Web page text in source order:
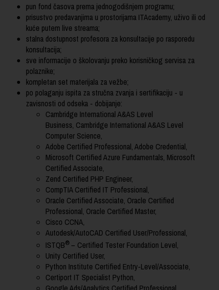
pun fond časova prema jednogodišnjem programu;
prisustvo predavanjima u prostorijama ITAcademy, uživo ili od
kuće putem live streama;
stalna dostupnost profesora za konsultacije po rasporedu
konsultacija;
sve informacije o školovanju preko korisničkog servisa za
polaznike;
kompletan set materijala za vežbe;
po polaganju ispita za stručna zvanja i sertifikaciju - u
zavisnosti od odseka - dobijanje:
Cambridge International A&AS Level
Business, Cambridge International A&AS Level
Computer Science,
Adobe Certified Professional, Adobe Credential,
Microsoft Certified Azure Fundamentals, Microsoft
Certified Associate,
Zend Certified PHP Engineer,
CompTIA Certified IT Professional,
Oracle Certified Associate, Oracle Certified
Professional, Oracle Certified Master,
Cisco CCNA,
Autodesk/AutoCAD Certified User/Professional,
ISTQB® – Certified Tester Foundation Level,
Unity Certified User,
Python Institute Certified Entry-Level/Associate,
Certiport IT Specialist Python,